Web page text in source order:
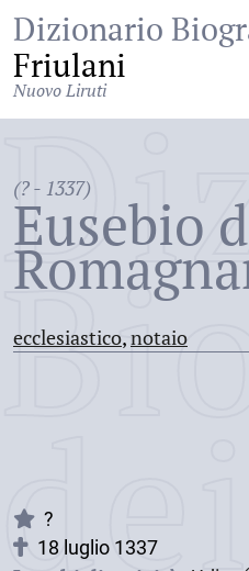
Dizionario
Friulani
Nuovo Liruti
(? - 1337)
Eusebio
ecclesiastico,notaio
?
18 luglio 1337